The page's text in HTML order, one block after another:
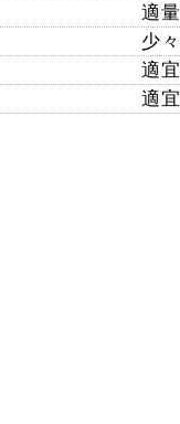
適量
少々
適宜
適宜